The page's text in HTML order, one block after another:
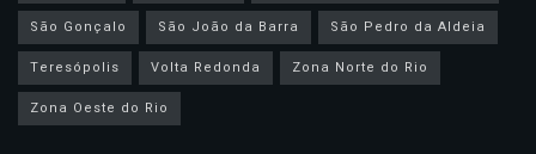
São Gonçalo
São João da Barra
São Pedro da Aldeia
Teresópolis
Volta Redonda
Zona Norte do Rio
Zona Oeste do Rio